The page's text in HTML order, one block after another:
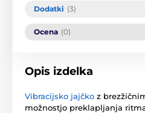
Dodatki (3)
Ocena (0)
Opis izdelka
Vibracijsko jajčko z
možnostjo preklapljanja